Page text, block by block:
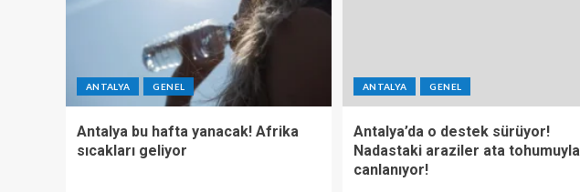
ANTALYA GENEL
Antalya bu hafta yanacak! Afrika
sıcakları geliyor
ANTALYA GENEL
Antalya’da o destek sürüyor!
Nadastaki araziler ata tohumuyla
canlanıyor!